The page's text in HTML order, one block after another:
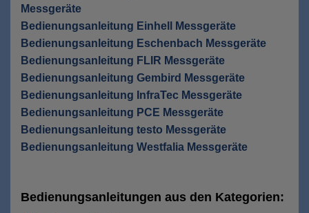
Messgeräte
Bedienungsanleitung Einhell Messgeräte
Bedienungsanleitung Eschenbach Messgeräte
Bedienungsanleitung FLIR Messgeräte
Bedienungsanleitung Gembird Messgeräte
Bedienungsanleitung InfraTec Messgeräte
Bedienungsanleitung PCE Messgeräte
Bedienungsanleitung testo Messgeräte
Bedienungsanleitung Westfalia Messgeräte
Bedienungsanleitungen aus den Kategorien: